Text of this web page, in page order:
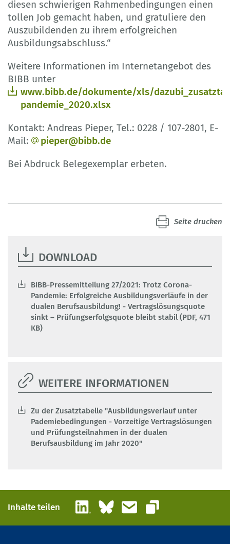
diesen schwierigen Rahmenbedingungen einen
tollen Job gemacht haben, und gratuliere den
Auszubildenden zu ihrem erfolgreichen
Ausbildungsabschluss.“
Weitere Informationen im Internetangebot des
BIBB unter
www.bibb.de/dokumente/xls/
pandemie_2020.xlsx
Kontakt: Andreas Pieper, Tel.: 0228 / 107-2801, E-
Mail:
pieper@bibb.de
Bei Abdruck Belegexemplar erbeten.
Seite drucken
DOWNLOAD
BIBB-Pressemitteilung 27/2021: Trotz Corona-
Pandemie: Erfolgreiche Ausbildungsverläufe in der
dualen Berufsausbildung! - Vertragslösungsquote
sinkt – Prüfungserfolgsquote bleibt stabil (PDF, 471
KB)
WEITERE INFORMATIONEN
Zu der Zusatztabelle "Ausbildungsverlauf unter
Pademiebedingungen - Vorzeitige Vertragslösungen
und Prüfungsteilnahmen in der dualen
Berufsausbildung im Jahr 2020"
Inhalte teilen LinkedInBlueskyE-Mail
Link kopieren